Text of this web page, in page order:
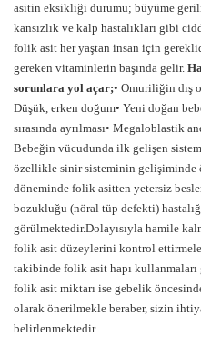
asitin eksikliği durumu; büyüme
kansızlık ve kalp hastalıkları gibi
folik asit her yaştan insan için
gereken vitaminlerin başında gelir.
sorunlara yol açar;• Omuriliğin dış
Düşük, erken doğum• Yeni doğan
sırasında ayrılması• Megaloblastik
Bebeğin vücudunda ilk gelişen
özellikle sinir sisteminin
döneminde folik asitten yetersiz
bozukluğu (nöral tüp defekti)
görülmektedir.Dolayısıyla hamile
folik asit düzeylerini kontrol
takibinde folik asit hapı kullanmaları
folik asit miktarı ise gebelik
olarak önerilmekle beraber, sizin
belirlenmektedir.